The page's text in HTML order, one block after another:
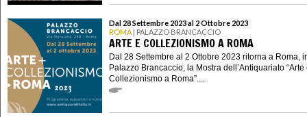
Dal 28 Settembre 2023 al 2 Ottobre 2023
ROMA | PALAZZO BRANCACCIO
ARTE E COLLEZIONISMO A ROMA
Dal 28 Settembre al 2 Ottobre 2023 ritorna a Roma,
Palazzo Brancaccio, la Mostra dell’Antiquariato “Arte
Collezionismo a Roma”....